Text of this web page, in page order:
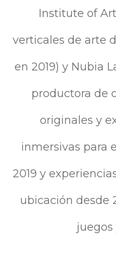
Institute of
verticales de arte
en 2019) y Nubia
productora de
originales y
inmersivas para
2019 y
ubicación desde
juegos